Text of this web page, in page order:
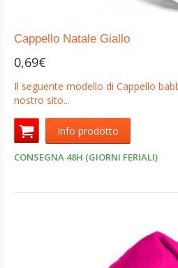
Cappello Natale Giallo
0,69€
Il seguente modello di Cappello
nostro sito...
Info prodotto
CONSEGNA 48H (GIORNI FERIALI)